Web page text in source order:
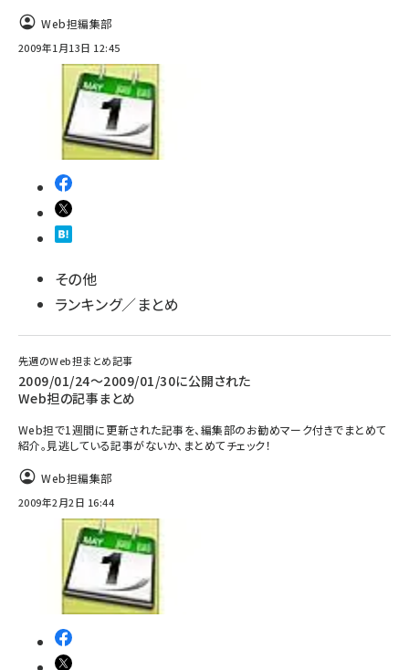
Web担編集部
2009年1月13日 12:45
その他
ランキング／まとめ
先週のWeb担まとめ記事
2009/01/24～2009/01/30に公開された
Web担の記事まとめ
Web担で1週間に更新された記事を、編集部のお勧めマーク付きでまとめて
紹介。見逃している記事がないか、まとめてチェック！
Web担編集部
2009年2月2日 16:44